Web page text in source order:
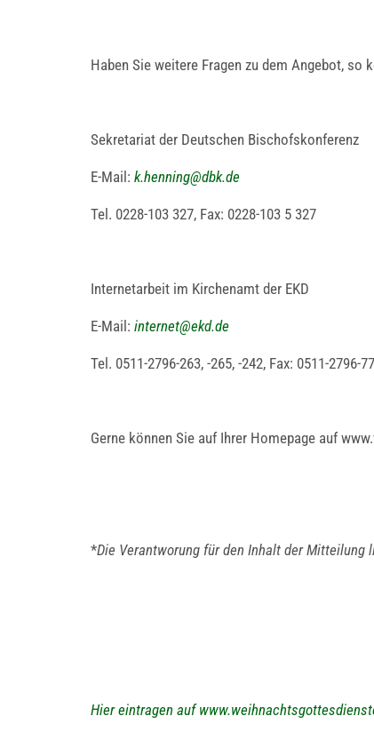
Haben Sie weitere Fragen zu dem Angebot, so
Sekretariat der Deutschen Bischofskonferenz
E-Mail: k.henning@dbk.de
Tel. 0228-103 327, Fax: 0228-103 5 327
Internetarbeit im Kirchenamt der EKD
E-Mail: internet@ekd.de
Tel. 0511-2796-263, -265, -242, Fax: 0511-2796-
Gerne können Sie auf Ihrer Homepage auf
*Die Verantworung für den Inhalt der Mitteilung
Hier eintragen auf